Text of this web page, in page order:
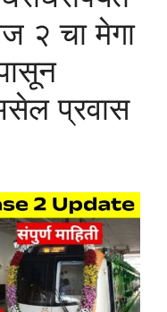
२ चा मेगा
प्रवास